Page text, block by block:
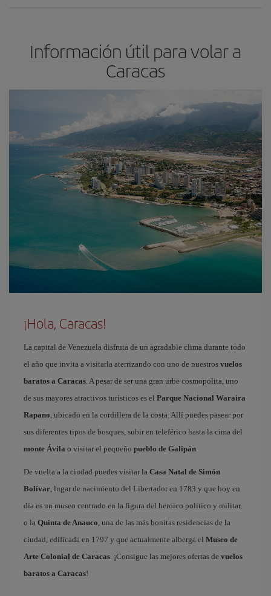
Información útil para volar a
Caracas
¡Hola, Caracas!
La capital de Venezuela disfruta de un agradable clima durante todo
el año que invita a visitarla aterrizando con uno de nuestros vuelos
baratos a Caracas. A pesar de ser una gran urbe cosmopolita, uno
de sus mayores atractivos turísticos es el Parque Nacional Waraira
Rapano, ubicado en la cordillera de la costa. Allí puedes pasear por
sus diferentes tipos de bosques, subir en teleférico hasta la cima del
monte Ávila o visitar el pequeño pueblo de Galipán.
De vuelta a la ciudad puedes visitar la Casa Natal de Simón
Bolívar, lugar de nacimiento del Libertador en 1783 y que hoy en
día es un museo centrado en la figura del heroico político y militar,
o la Quinta de Anauco, una de las más bonitas residencias de la
ciudad, edificada en 1797 y que actualmente alberga el Museo de
Arte Colonial de Caracas. ¡Consigue las mejores ofertas de vuelos
baratos a Caracas!